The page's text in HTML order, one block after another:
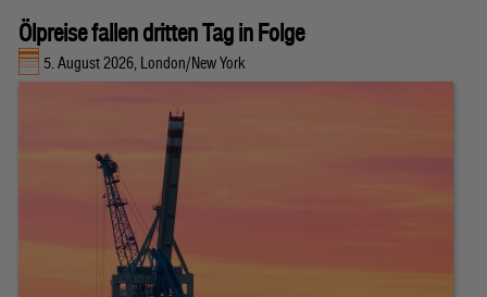
Ölpreise fallen dritten Tag in Folge
5. August 2026, London/New York